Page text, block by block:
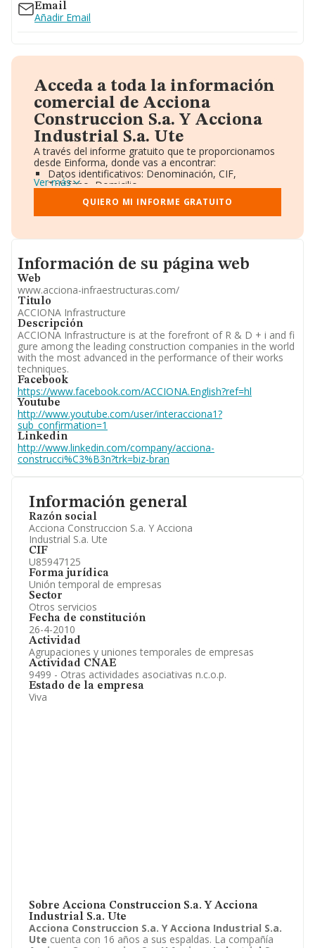
Información general
Razón social
Acciona Construccion S.a. Y Acciona
Industrial S.a. Ute
CIF
U85947125
Forma jurídica
Unión temporal de empresas
Sector
Otros servicios
Fecha de constitución
26-4-2010
Actividad
Agrupaciones y uniones temporales de empresas
Actividad CNAE
9499 - Otras actividades asociativas n.c.o.p.
Estado de la empresa
Viva
Sobre Acciona Construccion S.a. Y Acciona
Industrial S.a. Ute
Acciona Construccion S.a. Y Acciona Industrial S.a.
Ute cuenta con 16 años a sus espaldas. La compañía
Email
Añadir Email
Acceda a toda la información
comercial de Acciona
Construccion S.a. Y Acciona
Industrial S.a. Ute
A través del informe gratuito que te proporcionamos
desde Einforma, donde vas a encontrar:
Datos identificativos: Denominación, CIF,
Teléfono, Domicilio.
Informe Mercantil Completo (BORME).
Gráficos de Evolución Ventas y Empleados.
Consejo de Administración y Administradores.
Accionistas.
Artículos de prensa publicados sobre la empresa.
Información oficial y registral complementaria.
Ver más
QUIERO MI INFORME GRATUITO
Informacion de su página web
Información de su página web
Web
www.acciona-infraestructuras.com/
Titulo
ACCIONA Infrastructure
Descripción
ACCIONA Infrastructure is at the forefront of R & D + i and fi
gure among the leading construction companies in the world
with the most advanced in the performance of their works
techniques.
Facebook
https://www.facebook.com/ACCIONA.English?ref=hl
Youtube
http://www.youtube.com/user/interacciona1?
sub_confirmation=1
Linkedin
http://www.linkedin.com/company/acciona-
construcci%C3%B3n?trk=biz-bran